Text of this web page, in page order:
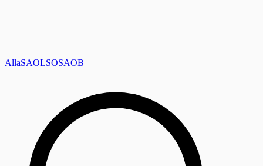
AllaSAOLSOSAOB